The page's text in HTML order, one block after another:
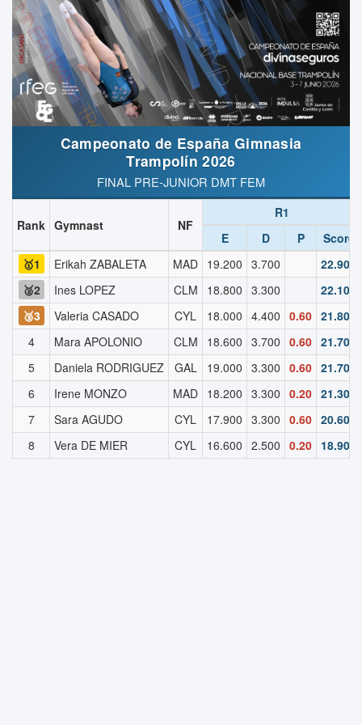
Campeonato de España Gimnasia
Trampolín 2026
FINAL PRE-JUNIOR DMT FEM
Rank Gymnast NF
R1
E
D P
Score
🥇1
Erikah ZABALETA MAD 19.200 3.700
22.900
🥈2
Ines LOPEZ CLM 18.800 3.300
22.100
🥉3
Valeria CASADO CYL 18.000 4.400 0.60 21.800
4
Mara APOLONIO CLM 18.600 3.700 0.60 21.700
5
Daniela RODRIGUEZ GAL 19.000 3.300 0.60 21.700
6
Irene MONZO MAD 18.200 3.300 0.20 21.300
7
Sara AGUDO CYL 17.900 3.300 0.60 20.600
8
Vera DE MIER CYL 16.600 2.500 0.20 18.900